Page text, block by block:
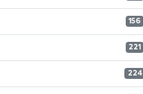
156
221
224